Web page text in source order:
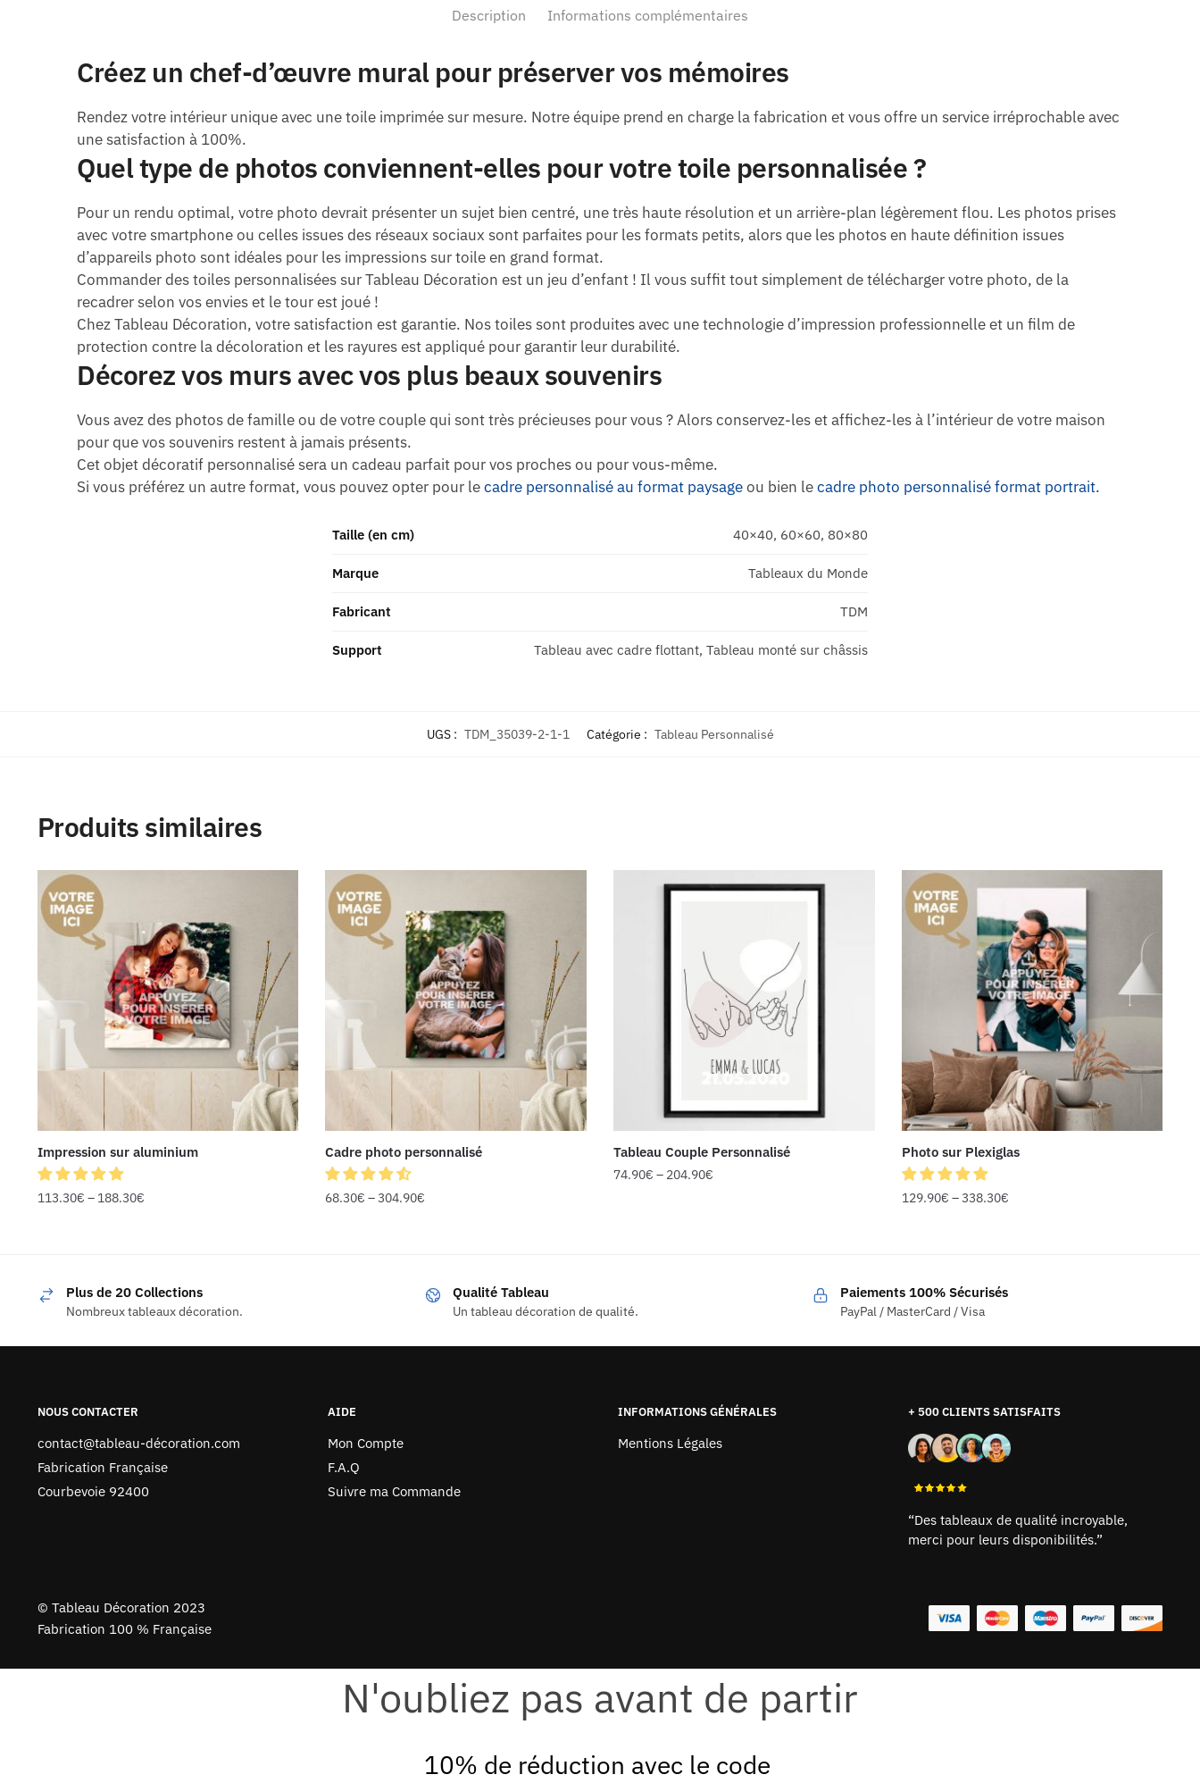
Description Informations complémentaires
Créez un chef-d’œuvre mural pour préserver vos mémoires
Rendez votre intérieur unique avec une toile imprimée sur mesure. Notre équipe prend en charge la fabrication et vous offre un service irréprochable avec
une satisfaction à 100%.
Quel type de photos conviennent-elles pour votre toile personnalisée ?
Pour un rendu optimal, votre photo devrait présenter un sujet bien centré, une très haute résolution et un arrière-plan légèrement flou. Les photos prises
avec votre smartphone ou celles issues des réseaux sociaux sont parfaites pour les formats petits, alors que les photos en haute définition issues
d’appareils photo sont idéales pour les impressions sur toile en grand format.
Commander des toiles personnalisées sur Tableau Décoration est un jeu d’enfant ! Il vous suffit tout simplement de télécharger votre photo, de la
recadrer selon vos envies et le tour est joué !
Chez Tableau Décoration, votre satisfaction est garantie. Nos toiles sont produites avec une technologie d’impression professionnelle et un film de
protection contre la décoloration et les rayures est appliqué pour garantir leur durabilité.
Décorez vos murs avec vos plus beaux souvenirs
Vous avez des photos de famille ou de votre couple qui sont très précieuses pour vous ? Alors conservez-les et affichez-les à l’intérieur de votre maison
pour que vos souvenirs restent à jamais présents.
Cet objet décoratif personnalisé sera un cadeau parfait pour vos proches ou pour vous-même.
Si vous préférez un autre format, vous pouvez opter pour lecadre personnalisé au format paysageou bien lecadre photo personnalisé format portrait.
Taille (en cm) 40×40, 60×60, 80×80
Marque Tableaux du Monde
Fabricant TDM
Support Tableau avec cadre flottant, Tableau monté sur châssis
UGS : TDM_35039-2-1-1 Catégorie : Tableau Personnalisé
Produits similaires
Impression sur aluminium
113.30€ – 188.30€
Cadre photo personnalisé
68.30€ –304.90€
Tableau Couple Personnalisé
74.90€ – 204.90€
Photo sur Plexiglas
129.90€ –338.30€
Plus de 20 Collections
Nombreux tableaux décoration.
Qualité Tableau
Un tableau décoration de qualité.
Paiements 100% Sécurisés
PayPal / MasterCard / Visa
NOUS CONTACTER
contact@tableau-décoration.com
Fabrication Française
Courbevoie 92400
AIDE
Mon Compte
F.A.Q
Suivre ma Commande
INFORMATIONS GÉNÉRALES
Mentions Légales
+ 500 CLIENTS SATISFAITS
“Des tableaux de qualité incroyable,
merci pour leurs disponibilités.”
© Tableau Décoration 2023
Fabrication 100 % Française
N'oubliez pas avant de partir
10% de réduction avec le code